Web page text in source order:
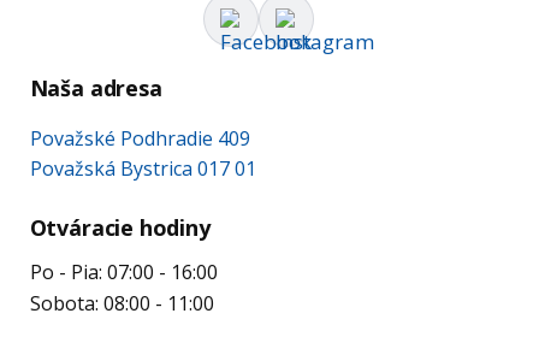
Naša adresa
Považské Podhradie 409
Považská Bystrica 017 01
Otváracie hodiny
Po - Pia: 07:00 - 16:00
Sobota: 08:00 - 11:00